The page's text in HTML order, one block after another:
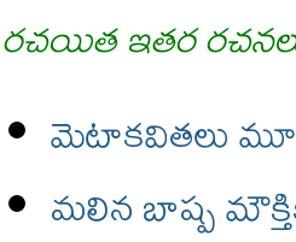
రచయిత ఇతర
మెటాకవితలు
మలిన బాష్ప